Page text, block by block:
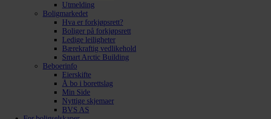
Utmelding
Boligmarkedet
Hva er forkjøpsrett?
Boliger på forkjøpsrett
Ledige leiligheter
Bærekraftig vedlikehold
Smart Arctic Building
Beboerinfo
Eierskifte
Å bo i borettslag
Min Side
Nyttige skjemaer
BVS AS